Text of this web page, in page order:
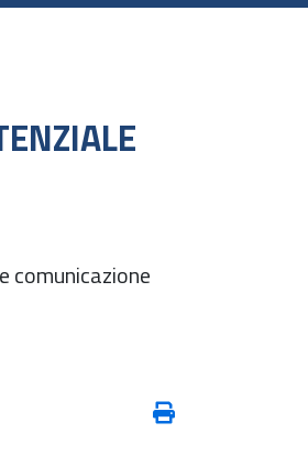
comunicazione